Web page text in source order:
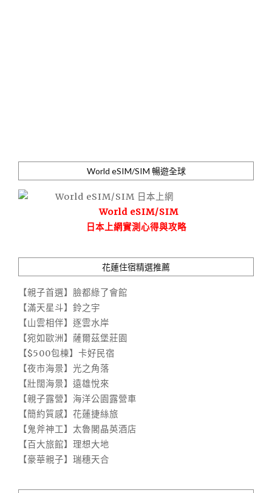
World eSIM/SIM 暢遊全球
World eSIM/SIM
日本上網實測心得與攻略
花蓮住宿精選推薦
【親子首選】臉都綠了會館
【滿天星斗】鈴之宇
【山雲相伴】逐雲水岸
【宛如歐洲】薩爾茲堡莊園
【$500包棟】卡好民宿
【夜市海景】光之角落
【壯闊海景】遠雄悅來
【親子露營】海洋公園露營車
【簡約質感】花蓮捷絲旅
【鬼斧神工】太魯閣晶英酒店
【百大旅館】理想大地
【豪華親子】瑞穗天合